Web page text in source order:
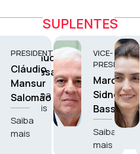
Claudio
Kassab
Saiba
mais
PRESIDENTE
Cláudio
Mansur
Salomão
Saiba
mais
VICE-
PRESIDENTE
Marcos
Sidnei
Bassi
Saiba
mais
SUPLENTES